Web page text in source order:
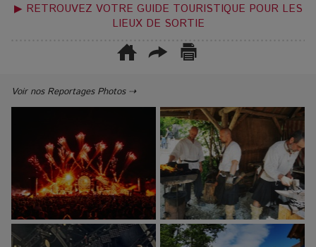
▶ RETROUVEZ VOTRE GUIDE TOURISTIQUE POUR LES
LIEUX DE SORTIE
Voir nos Reportages Photos ⇢